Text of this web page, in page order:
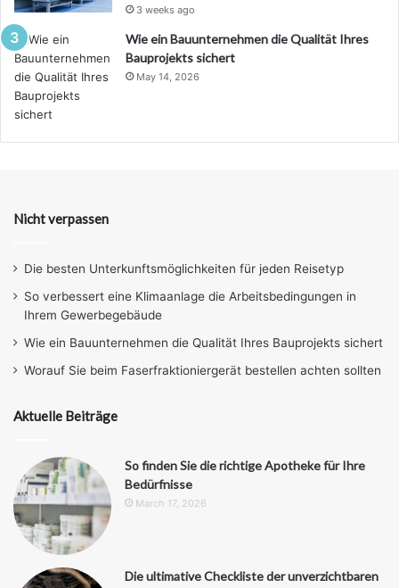
3 weeks ago
Wie ein Bauunternehmen die Qualität Ihres
Bauprojekts sichert
May 14, 2026
Nicht verpassen
Die besten Unterkunftsmöglichkeiten für jeden Reisetyp
So verbessert eine Klimaanlage die Arbeitsbedingungen in
Ihrem Gewerbegebäude
Wie ein Bauunternehmen die Qualität Ihres Bauprojekts sichert
Worauf Sie beim Faserfraktioniergerät bestellen achten sollten
Aktuelle Beiträge
So finden Sie die richtige Apotheke für Ihre
Bedürfnisse
March 17, 2026
Die ultimative Checkliste der unverzichtbaren